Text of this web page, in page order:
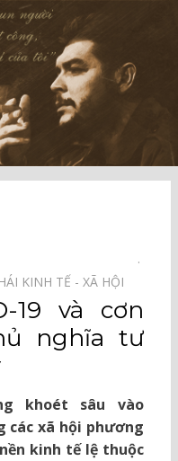
KINH TẾ - XÃ HỘI⠀
19 và cơn
nghĩa tư
khoét sâu vào
các xã hội phương
kinh tế lệ thuộc